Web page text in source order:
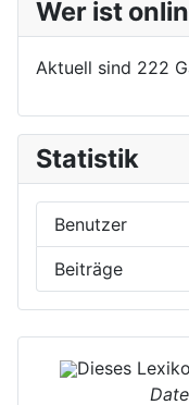
Wer ist
Aktuell sind 222
Statistik
Benutzer
Beiträge
Dieses